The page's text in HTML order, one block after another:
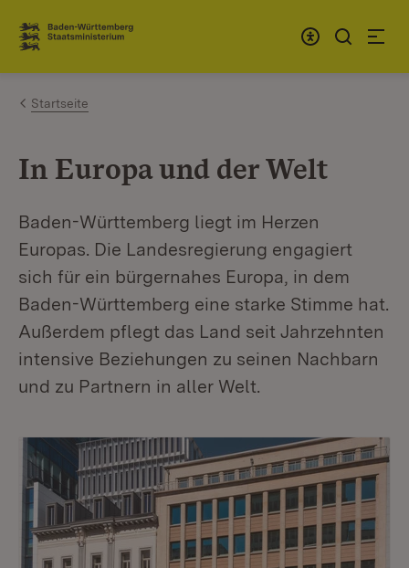
Zum Inhalt springen
Link zur Startseite
Startseite
In Europa und der Welt
Baden-Württemberg liegt im Herzen
Europas. Die Landesregierung engagiert
sich für ein bürgernahes Europa, in dem
Baden-Württemberg eine starke Stimme hat.
Außerdem pflegt das Land seit Jahrzehnten
intensive Beziehungen zu seinen Nachbarn
und zu Partnern in aller Welt.